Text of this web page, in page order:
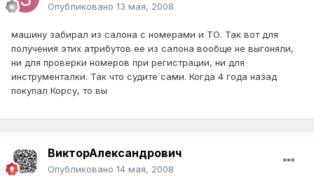
Опубликовано 13 мая, 2008
машину забирал из салона с номерами и ТО. Так вот для
получения этих атрибутов ее из салона вообще не выгоняли,
ни для проверки номеров при регистрации, ни для
инструменталки. Так что судите сами. Когда 4 года назад
покупал Корсу, то вы
ВикторАлександрович
Опубликовано 14 мая, 2008